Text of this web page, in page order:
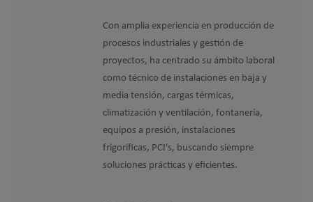
Con amplia experiencia en producción de
procesos industriales y gestión de
proyectos, ha centrado su ámbito laboral
como técnico de instalaciones en baja y
media tensión, cargas térmicas,
climatización y ventilación, fontanería,
equipos a presión, instalaciones
frigoríficas, PCI's, buscando siempre
soluciones prácticas y eficientes.